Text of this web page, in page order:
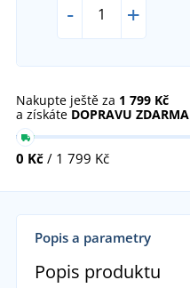
- +
Nakupte ještě za 1 799 Kč
a získáte DOPRAVU ZDARMA
0 Kč / 1 799 Kč
Popis a parametry
Popis produktu